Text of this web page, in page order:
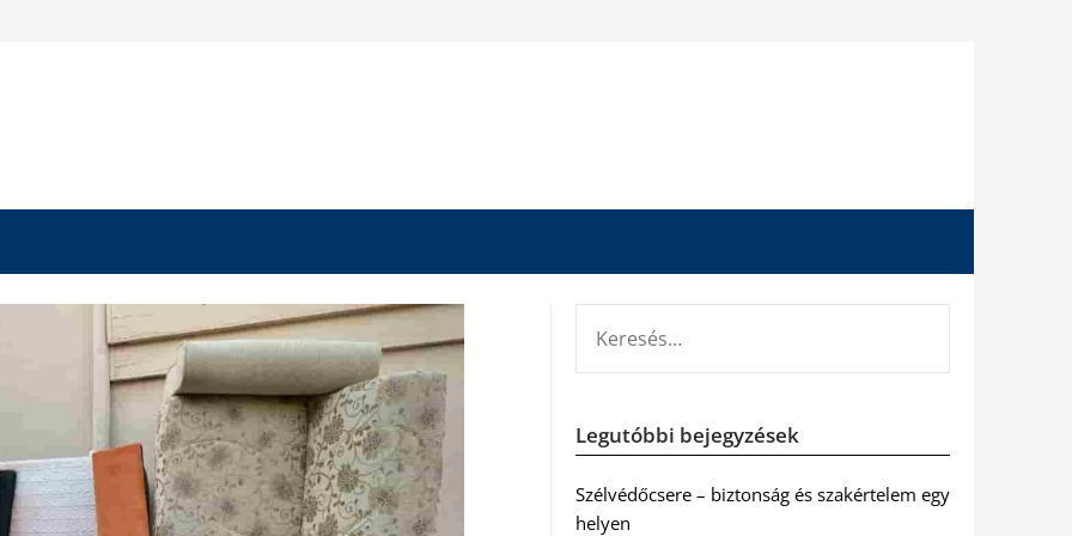
Legutóbbi bejegyzések
Szélvédőcsere – biztonság és szakértelem egy
helyen